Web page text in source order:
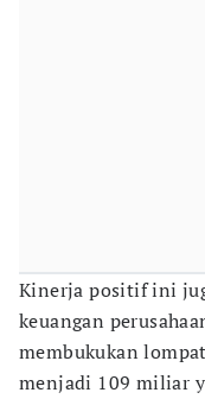
Kinerja positif ini
keuangan
membukukan
menjadi 109 miliar